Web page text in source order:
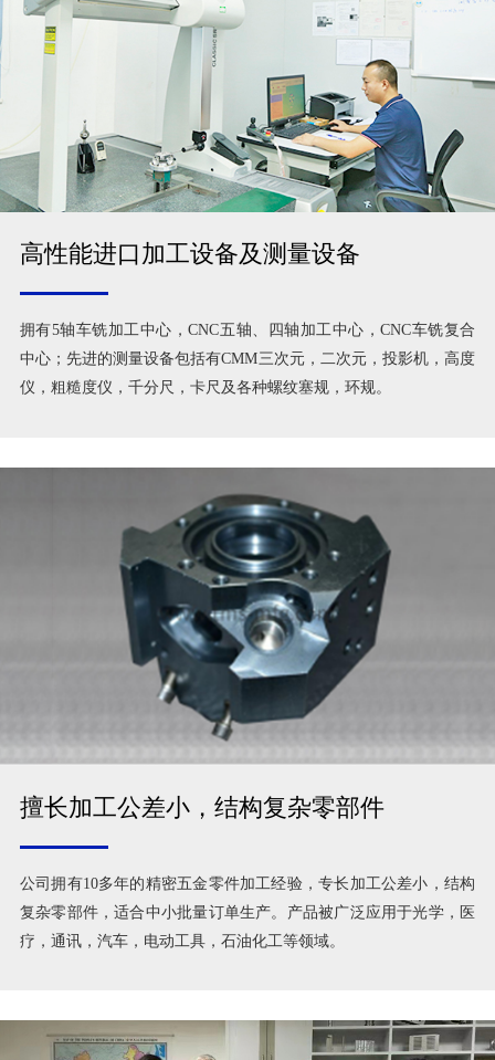
高性能进口加工设备及测量设备
拥有5轴车铣加工中心，CNC五轴、四轴加工中心，CNC车铣复合
中心；先进的测量设备包括有CMM三次元，二次元，投影机，高度
仪，粗糙度仪，千分尺，卡尺及各种螺纹塞规，环规。
擅长加工公差小，结构复杂零部件
公司拥有10多年的精密五金零件加工经验，专长加工公差小，结构
复杂零部件，适合中小批量订单生产。产品被广泛应用于光学，医
疗，通讯，汽车，电动工具，石油化工等领域。